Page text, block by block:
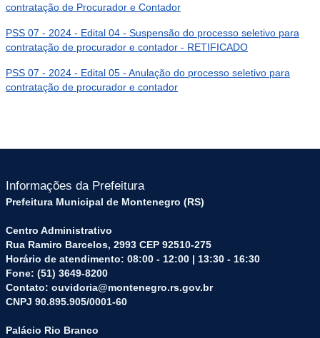
contratação de Procurador e Contador
PSS 07 - 2024 - Edital 04 - Suspensão do processo seletivo para
contratação de procurador e contador - RETIFICADO
PSS 07 - 2024 - Edital 05 - Anulação do processo seletivo para
contratação de procurador e contador
Informações da Prefeitura
Prefeitura Municipal de Montenegro (RS)
Centro Administrativo
Rua Ramiro Barcelos, 2993 CEP 92510-275
Horário de atendimento: 08:00 - 12:00 | 13:30 - 16:30
Fone: (51) 3649-8200
Contato: ouvidoria@montenegro.rs.gov.br
CNPJ 90.895.905/0001-60
Palácio Rio Branco